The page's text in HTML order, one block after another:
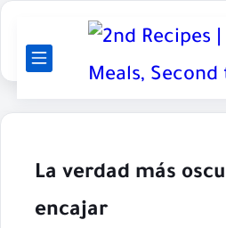
La verdad más
encajar